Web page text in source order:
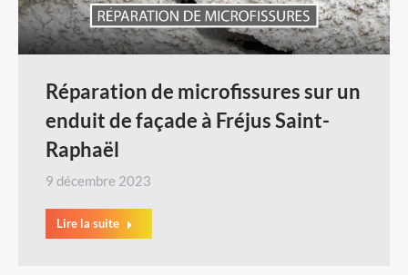
Réparation de microfissures sur un
enduit de façade à Fréjus Saint-
Raphaël
9 décembre 2023
Lire la suite